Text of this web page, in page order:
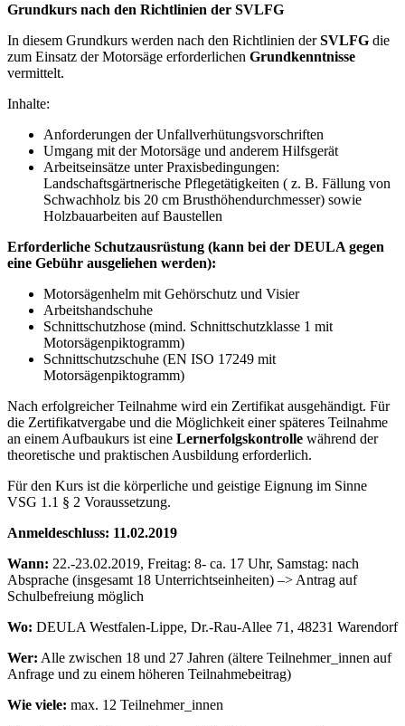
Grundkurs nach den Richtlinien der SVLFG
In diesem Grundkurs werden nach den Richtlinien derSVLFG die
zum Einsatz der Motorsäge erforderlichen Grundkenntnisse
vermittelt.
Inhalte:
Anforderungen der Unfallverhütungsvorschriften
Umgang mit der Motorsäge und anderem Hilfsgerät
Arbeitseinsätze unter Praxisbedingungen:
Landschaftsgärtnerische Pflegetätigkeiten ( z. B. Fällung von
Schwachholz bis 20 cm Brusthöhendurchmesser) sowie
Holzbauarbeiten auf Baustellen
Erforderliche Schutzausrüstung (kann bei der DEULA gegen
eine Gebühr ausgeliehen werden):
Motorsägenhelm mit Gehörschutz und Visier
Arbeitshandschuhe
Schnittschutzhose (mind. Schnittschutzklasse 1 mit
Motorsägenpiktogramm)
Schnittschutzschuhe (EN ISO 17249 mit
Motorsägenpiktogramm)
Nach erfolgreicher Teilnahme wird ein Zertifikat ausgehändigt. Für
die Zertifikatvergabe und die Möglichkeit einer späteres Teilnahme
an einem Aufbaukurs ist eine Lernerfolgskontrolle während der
theoretische und praktischen Ausbildung erforderlich.
Für den Kurs ist die körperliche und geistige Eignung im Sinne
VSG 1.1 § 2 Voraussetzung.
Anmeldeschluss: 11.02.2019
Wann: 22.-23.02.2019, Freitag: 8- ca. 17 Uhr, Samstag: nach
Absprache (insgesamt 18 Unterrichtseinheiten) –> Antrag auf
Schulbefreiung möglich
Wo: DEULA Westfalen-Lippe, Dr.-Rau-Allee 71, 48231 Warendorf
Wer: Alle zwischen 18 und 27 Jahren (ältere Teilnehmer_innen auf
Anfrage und zu einem höheren Teilnahmebeitrag)
Wie viele: max. 12 Teilnehmer_innen